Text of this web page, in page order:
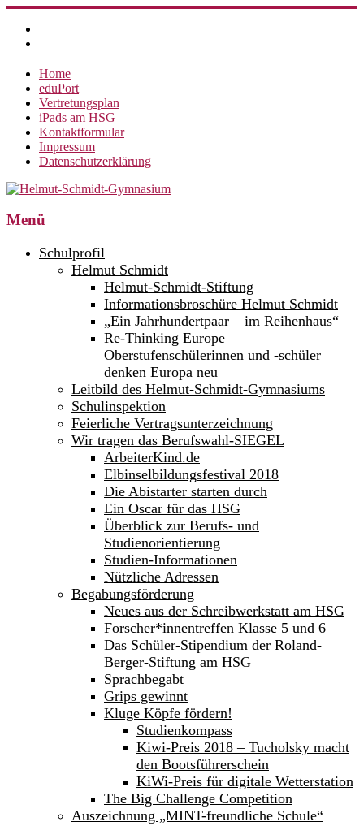
Inhalt
springen
Home
eduPort
Vertretungsplan
iPads am HSG
Kontaktformular
Impressum
Datenschutzerklärung
Helmut-
Gymnasium
Menü
Schulprofil
Helmut Schmidt
Helmut-Schmidt-Stiftung
Informationsbroschüre Helmut Schmidt
„Ein Jahrhundertpaar – im Reihenhaus“
Re-Thinking Europe –
Oberstufenschülerinnen und -schüler
denken Europa neu
Leitbild des Helmut-Schmidt-Gymnasiums
Schulinspektion
Feierliche Vertragsunterzeichnung
Wir tragen das Berufswahl-SIEGEL
ArbeiterKind.de
Elbinselbildungsfestival 2018
Die Abistarter starten durch
Ein Oscar für das HSG
Überblick zur Berufs- und
Studienorientierung
Studien-Informationen
Nützliche Adressen
Begabungsförderung
Neues aus der Schreibwerkstatt am HSG
Forscher*innentreffen Klasse 5 und 6
Das Schüler-Stipendium der Roland-
Berger-Stiftung am HSG
Sprachbegabt
Grips gewinnt
Kluge Köpfe fördern!
Studienkompass
Kiwi-Preis 2018 – Tucholsky macht
den Bootsführerschein
KiWi-Preis für digitale Wetterstation
The Big Challenge Competition
Auszeichnung „MINT-freundliche Schule“